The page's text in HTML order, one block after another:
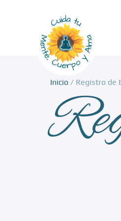
Inicio / Registro de